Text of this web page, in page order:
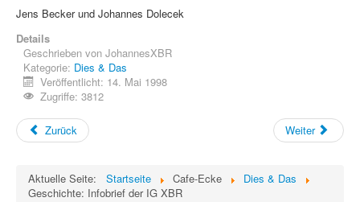
Jens Becker und Johannes Dolecek
Details
Geschrieben von JohannesXBR
Kategorie: Dies & Das
Veröffentlicht: 14. Mai 1998
Zugriffe: 3812
Zurück Weiter
Aktuelle Seite: Startseite Cafe-Ecke
Dies & Das
Geschichte: Infobrief der IG XBR